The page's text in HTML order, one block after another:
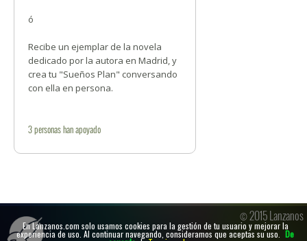
En Lanzanos.com solo usamos cookies para la gestión de tu usuario y mejorar la
experiencia de uso. Al continuar navegando, consideramos que aceptas su uso. De
ó
Recibe un ejemplar de la novela
dedicado por la autora en Madrid, y
crea tu "Sueños Plan" conversando
con ella en persona.
3personashan apoyado
© 2015 Lanzanos